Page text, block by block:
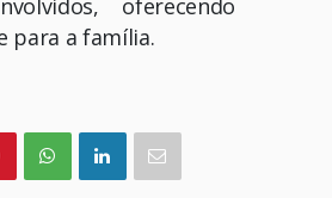
oferecendo
para a família.